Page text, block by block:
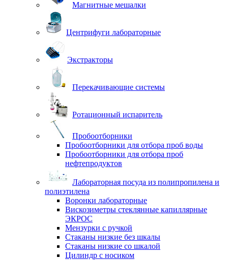
Магнитные мешалки
Центрифуги лабораторные
Экстракторы
Перекачивающие системы
Ротационный испаритель
Пробоотборники
Пробоотборники для отбора проб воды
Пробоотборники для отбора проб
нефтепродуктов
Лабораторная посуда из полипропилена и
полиэтилена
Воронки лабораторные
Вискозиметры стеклянные капиллярные
ЭКРОС
Мензурки с ручкой
Стаканы низкие без шкалы
Стаканы низкие со шкалой
Цилиндр с носиком